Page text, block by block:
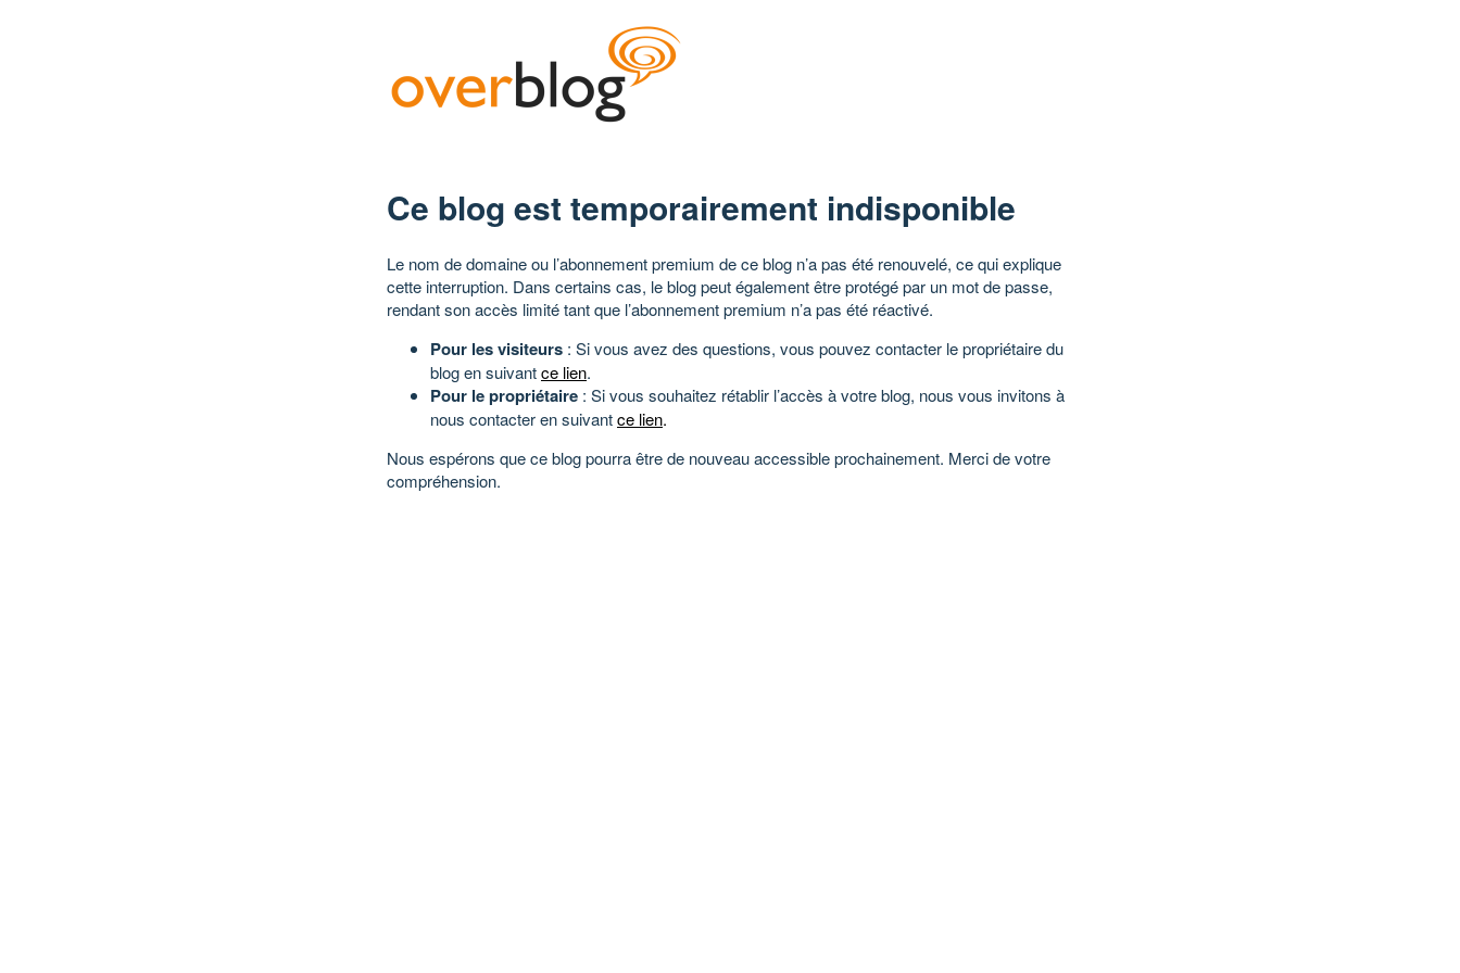
Ce blog est temporairement indisponible
Le nom de domaine ou l’abonnement premium de ce blog n’a pas été renouvelé, ce qui explique
cette interruption. Dans certains cas, le blog peut également être protégé par un mot de passe,
rendant son accès limité tant que l’abonnement premium n’a pas été réactivé.
Pour les visiteurs : Si vous avez des questions, vous pouvez contacter le propriétaire du
blog en suivantce lien.
Pour le propriétaire : Si vous souhaitez rétablir l’accès à votre blog, nous vous invitons à
nous contacter en suivantce lien.
Nous espérons que ce blog pourra être de nouveau accessible prochainement. Merci de votre
compréhension.